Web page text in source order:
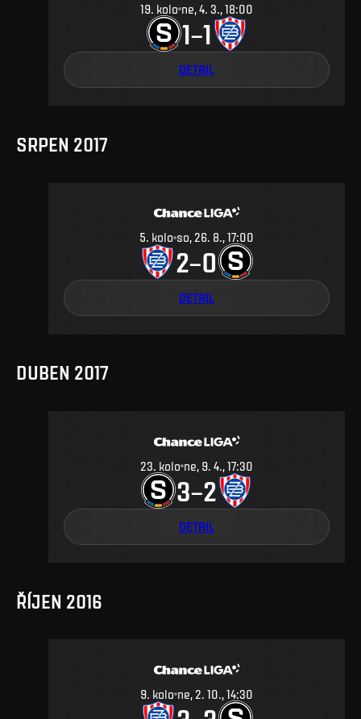
19. kolo ne, 4. 3., 18:00
1–1
DETAIL
SRPEN 2017
5. kolo so, 26. 8., 17:00
2–0
DETAIL
DUBEN 2017
23 kolo ne, 9. 4., 17:30
3–2
DETAIL
ŘÍJEN 2016
9. kolo ne, 2. 10., 14:30